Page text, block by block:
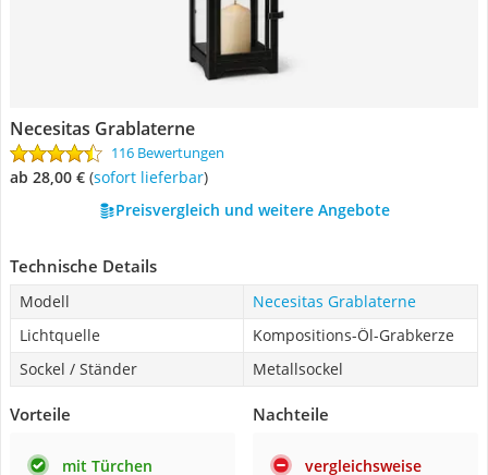
Necesitas Grablaterne
116 Bewertungen
ab 28,00 € ( Sofort lieferbar)
Preisvergleich und weitere Angebote
Technische Details
Modell
Necesitas Grablaterne
Lichtquelle
Kompositions-Öl-Grabkerze
Sockel / Ständer
Metallsockel
Vorteile
mit Türchen
Nachteile
vergleichsweise